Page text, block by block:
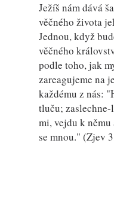
Ježíš nám dává
věčného života
Jednou, když
věčného
podle toho, jak
zareagujeme na
každému z nás:
tluču;
mi, vejdu k němu
se mnou." (Zjev